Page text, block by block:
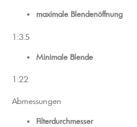
maximale Blendenöffnung
1:3.5
Minimale Blende
1:22
Abmessungen
Filterdurchmesser